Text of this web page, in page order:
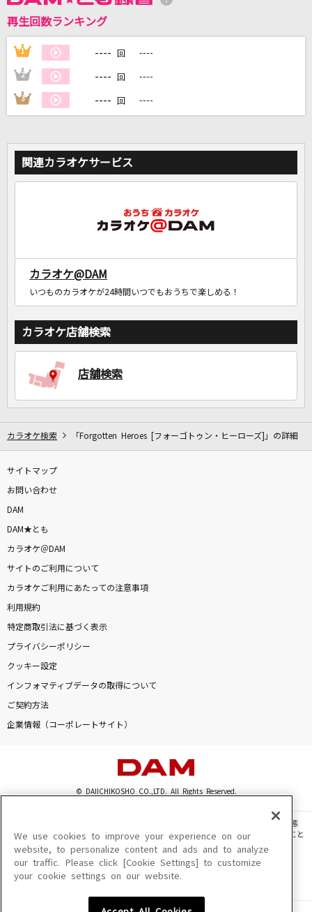
カラオケをもっと楽しもう！
家族や友達と一緒に！練習にも！
再生回数ランキング
1 ---- 回 ----
2 ---- 回 ----
3 ---- 回 ----
関連カラオケサービス
カラオケ@DAM
いつものカラオケが24時間いつでもおうちで楽しめる！
カラオケ店舗検索
店舗検索
カラオケ検索 「Forgotten Heroes [フォーゴトゥン・ヒーローズ]」の詳細
サイトマップ
お問い合わせ
DAM
DAM★とも
カラオケ＠DAM
サイトのご利用について
カラオケご利用にあたっての注意事項
利用規約
特定商取引法に基づく表示
プライバシーポリシー
クッキー設定
インフォマティブデータの取得について
ご契約方法
企業情報（コーポレートサイト）
© DAIICHIKOSHO CO.,LTD. All Rights Reserved.
このサイトに掲載されている一切の文章・画像・写真・動画・音声等を、手段や形態
を問わず、著作権法の定める範囲を超えて無断で複製、転載、ファイル化などすること
を禁じます。
楽曲及びコンテンツは、機種によりご利用いただけない場合があります。
楽曲及びコンテンツの配信日、配信内容が変更になる場合があります。
We use cookies to improve your experience on our
website, to personalize content and ads and to analyze
our traffic. Please click [Cookie Settings] to customize
your cookie settings on our website.